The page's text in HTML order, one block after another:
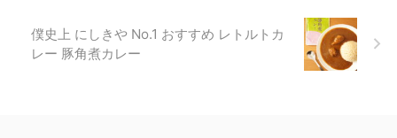
僕史上 にしきや No.1 おすすめ レトルトカ
レー 豚角煮カレー